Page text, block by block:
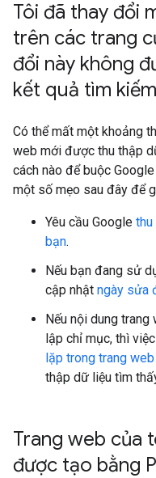
Tôi đã thay đổi
trên các trang
đổi này không
kết quả tìm
Có thể mất một khoảng
web mới được thu thập
cách nào để buộc
một số mẹo sau đây để
Yêu cầu Google thu
bạn.
Nếu bạn đang sử
cập nhật ngày sửa
Nếu nội dung
lập chỉ mục, thì việc
lặp trong trang
thập dữ liệu tìm
Trang web của
được tạo bằng